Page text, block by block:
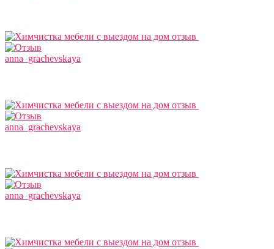
anna_grachevskaya
anna_grachevskaya
anna_grachevskaya